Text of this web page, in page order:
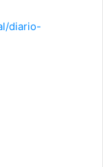
diario-